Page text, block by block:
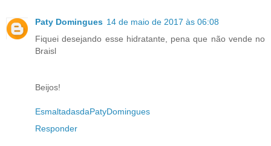
Paty Domingues 14 de maio de 2017 às 06:08
Fiquei desejando esse hidratante, pena que não vende no
Braisl
Beijos!
EsmaltadasdaPatyDomingues
Responder